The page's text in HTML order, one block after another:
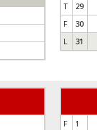
T
29
F
30
L
31
F
1